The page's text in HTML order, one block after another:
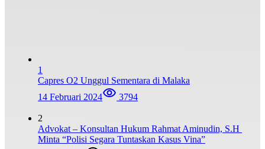
1
Capres O2 Unggul Sementara di Malaka
14 Februari 2024
3794
2
Advokat – Konsultan Hukum Rahmat Aminudin, S.H
Minta “Polisi Segara Tuntaskan Kasus Vina”